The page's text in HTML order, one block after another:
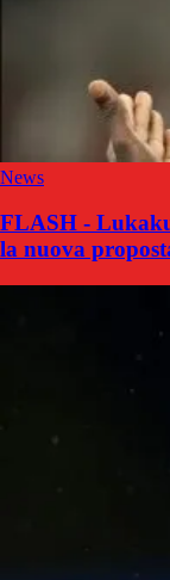
News
FLASH -
la nuova